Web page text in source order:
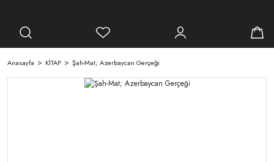
Anasayfa KİTAP Şah-Mat; Azerbaycan Gerçeği